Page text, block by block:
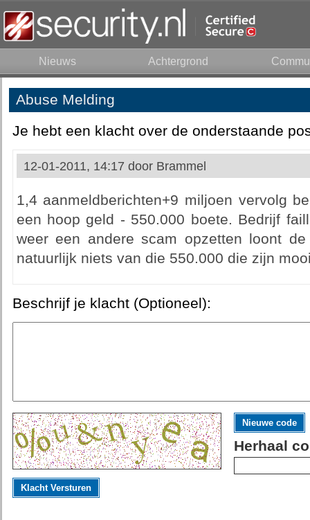
Nieuws Achtergrond
Abuse Melding
Je hebt een klacht over de onderstaande
12-01-2011, 14:17 door Brammel
1,4 aanmeldberichten+9 miljoen vervolg
een hoop geld - 550.000 boete. Bedrijf
weer een andere scam opzetten loont
natuurlijk niets van die 550.000 die zijn
Beschrijf je klacht (Optioneel):
Nieuwe code
Herhaal
Klacht Versturen